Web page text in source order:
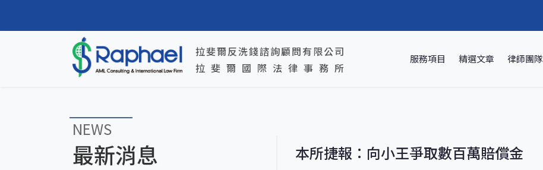
拉斐爾反洗錢諮詢顧問有限公司
拉斐爾國際法律事務所
服務項目 精選文章 律師團隊
NEWS
最新消息 本所捷報：向小王爭取數百萬賠償金